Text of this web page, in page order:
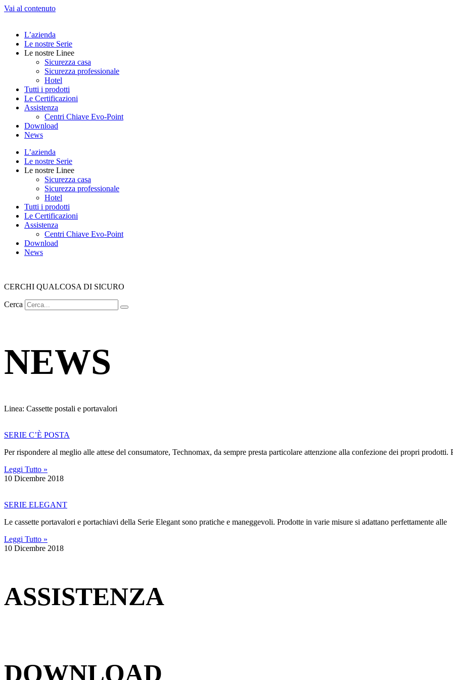
Vai al contenuto
L’azienda
Le nostre Serie
Le nostre Linee
Sicurezza casa
Sicurezza professionale
Hotel
Tutti i prodotti
Le Certificazioni
Assistenza
Centri Chiave Evo-Point
Download
News
L’azienda
Le nostre Serie
Le nostre Linee
Sicurezza casa
Sicurezza professionale
Hotel
Tutti i prodotti
Le Certificazioni
Assistenza
Centri Chiave Evo-Point
Download
News
CERCHI QUALCOSA DI SICURO
Cerca
NEWS
Linea: Cassette postali e portavalori
SERIE C’È POSTA
Per rispondere al meglio alle attese del consumatore, Technomax, da sempre presta particolare attenzione alla confezione dei propri prodotti.
Leggi Tutto »
10 Dicembre 2018
SERIE ELEGANT
Le cassette portavalori e portachiavi della Serie Elegant sono pratiche e maneggevoli. Prodotte in varie misure si adattano perfettamente alle
Leggi Tutto »
10 Dicembre 2018
ASSISTENZA
DOWNLOAD